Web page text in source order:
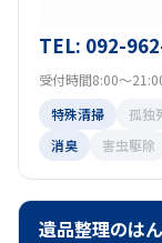
TEL: 092-
受付時間8:00～
特殊清掃
孤独
消臭
害虫駆除
遺品整理のは